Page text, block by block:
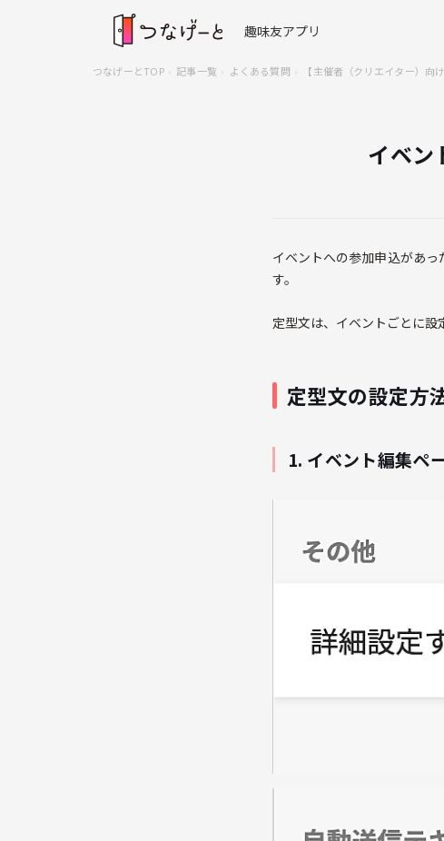
趣味友アプリ
つなげーとTOP 記事一覧 よくある質問 【主催者（クリエイター）向
イベン
イベントへの参加申込があ
す。
定型文は、イベントごとに設
定型文の設定方
1. イベント編集ペ